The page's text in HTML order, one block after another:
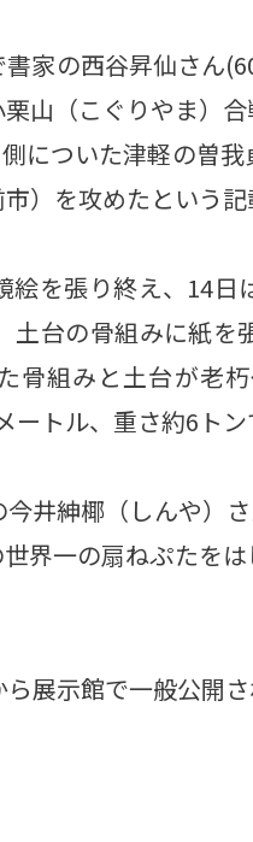
家の西谷昇仙さん
栗山（こぐりやま）
についた津軽の曽
）を攻めたという記
を張り終え、14日
土台の骨組みに紙
骨組みと土台が老
トル、重さ約6ト
井紳椰（しんや）
界一の扇ねぷたを
展示館で一般公開さ